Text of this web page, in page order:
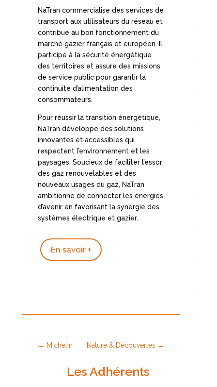
NaTran commercialise des services de
transport aux utilisateurs du réseau et
contribue au bon fonctionnement du
marché gazier français et européen. Il
participe à la sécurité énergétique
des territoires et assure des missions
de service public pour garantir la
continuité d’alimentation des
consommateurs.
Pour réussir la transition énergétique,
NaTran développe des solutions
innovantes et accessibles qui
respectent l’environnement et les
paysages. Soucieux de faciliter l’essor
des gaz renouvelables et des
nouveaux usages du gaz, NaTran
ambitionne de connecter les énergies
d’avenir en favorisant la synergie des
systèmes électrique et gazier.
En savoir +
← Michelin Nature & Découvertes →
Les Adhérents